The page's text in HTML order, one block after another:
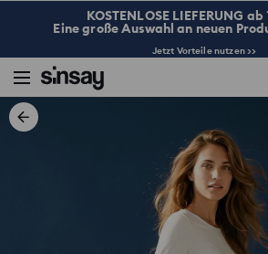
KOSTENLOSE LIEFERUNG ab
Eine große Auswahl an neuen
Jetzt Vorteile nutzen >>